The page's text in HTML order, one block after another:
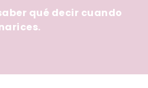
qué decir cuando